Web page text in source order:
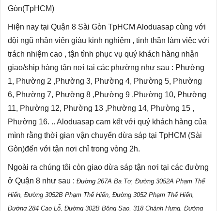
Gòn(TpHCM)
Hiện nay tại Quận 8 Sài Gòn TpHCM Aloduasap cùng với
đội ngũ nhân viên giàu kinh nghiệm , tinh thần làm việc với
trách nhiệm cao , tận tình phục vụ quý khách hàng nhận
giao/ship hàng tận nơi tại các phường như sau : Phường
1, Phường 2 ,Phường 3, Phường 4, Phường 5, Phường
6, Phường 7, Phường 8 ,Phường 9 ,Phường 10, Phường
11, Phường 12, Phường 13 ,Phường 14, Phường 15 ,
Phường 16. .. Aloduasap cam kết với quý khách hàng của
mình rằng thời gian vận chuyển dừa sáp tại TpHCM (Sài
Gòn)đến với tận nơi chỉ trong vòng 2h.
Ngoài ra chúng tôi còn giao dừa sáp tận nơi tại các đường
ở Quận 8 như sau : Đường 267A Ba Tơ, Đường 3052A Phạm Thế
Hiển, Đường 3052B Phạm Thế Hiển, Đường 3052 Phạm Thế Hiển,
Đường 284 Cao Lỗ, Đường 302B Bông Sao, 318 Chánh Hưng, Đường